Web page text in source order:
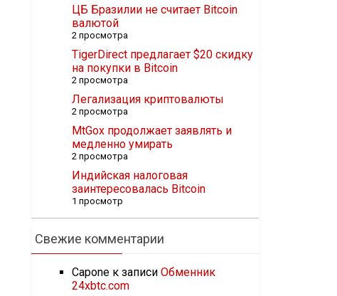
ЦБ Бразилии не считает Bitcoin
валютой
2 просмотра
TigerDirect предлагает $20 скидку
на покупки в Bitcoin
2 просмотра
Легализация криптовалюты
2 просмотра
MtGox продолжает заявлять и
медленно умирать
2 просмотра
Индийская налоговая
заинтересовалась Bitcoin
1 просмотр
Свежие комментарии
Capone к записи Обменник
24xbtc.com